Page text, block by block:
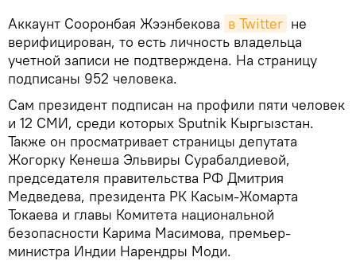
Аккаунт Сооронбая Жээнбекова в Twitter не
верифицирован, то есть личность владельца
учетной записи не подтверждена. На страницу
подписаны 952 человека.
Сам президент подписан на профили пяти человек
и 12 СМИ, среди которых Sputnik Кыргызстан.
Также он просматривает страницы депутата
Жогорку Кенеша Эльвиры Сурабалдиевой,
председателя правительства РФ Дмитрия
Медведева, президента РК Касым-Жомарта
Токаева и главы Комитета национальной
безопасности Карима Масимова, премьер-
министра Индии Нарендры Моди.